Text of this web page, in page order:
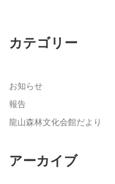
カテゴリー
お知らせ
報告
龍山森林文化会館だより
アーカイブ